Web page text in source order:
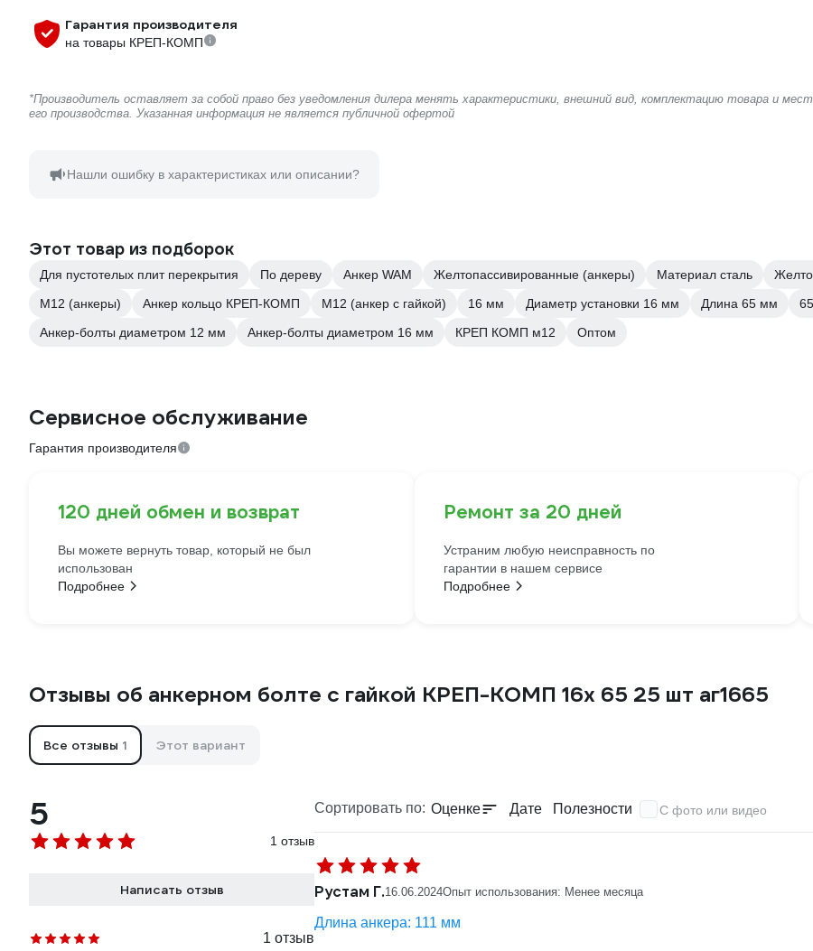
Гарантия производителя
на товары КРЕП-КОМП
*Производитель оставляет за собой право без уведомления дилера менять характеристики, внешний вид, комплектацию товара и
его производства. Указанная информация не является публичной офертой
Нашли ошибку в характеристиках или описании?
Этот товар из подборок
Для пустотелых плит перекрытия По дереву Анкер WAM Желтопассивированные (анкеры) Материал сталь
М12 (анкеры)
Анкер кольцо КРЕП-КОМП М12 (анкер с гайкой) 16 мм Диаметр установки 16 мм Длина 65 мм
Анкер-болты диаметром 12 мм
Анкер-болты диаметром 16 мм КРЕП КОМП м12 Оптом
Сервисное обслуживание
Гарантия производителя
120 дней обмен и возврат
Вы можете вернуть товар, который не был
использован
Подробнее
Ремонт за 20 дней
Устраним любую неисправность по
гарантии в нашем сервисе
Подробнее
Отзывы об анкерном болте с гайкой КРЕП-КОМП 16х 65 25 шт аг1665
Все отзывы 1 Этот вариант
5
1 отзыв
Написать отзыв
1 отзыв
Сортировать по: Оценке Дате Полезности С фото или видео
Рустам Г.16.06.2024Опыт использования: Менее месяца
Длина анкера: 111 мм